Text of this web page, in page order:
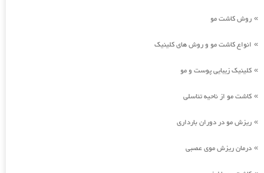
» روش کاشت مو
» انواع کاشت مو و روش های کلینیک
» کلینیک زیبایی پوست و مو
» کاشت مو از ناحیه تناسلی
» ریزش مو در دوران بارداری
» درمان ریزش موی عصبی